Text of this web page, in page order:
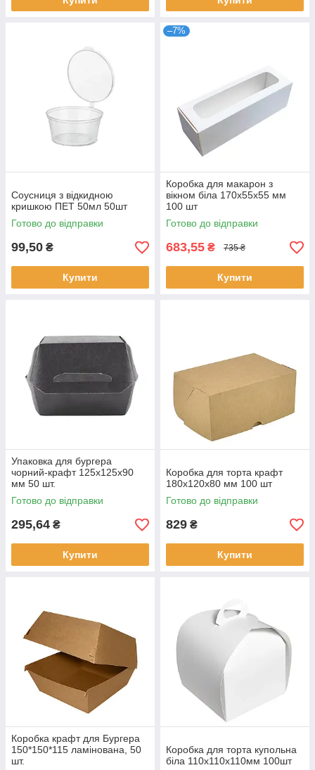
Соусниця з відкидною
кришкою ПЕТ 50мл 50шт
Готово до відправки
99,50 ₴
Купити
–7%
Коробка для макарон з
вікном біла 170х55х55 мм
100 шт
Готово до відправки
683,55 ₴ 735 ₴
Купити
Упаковка для бургера
чорний-крафт 125х125х90
мм 50 шт.
Готово до відправки
295,64 ₴
Купити
Коробка для торта крафт
180х120х80 мм 100 шт
Готово до відправки
829 ₴
Купити
Коробка крафт для Бургера
150*150*115 ламінована, 50
шт.
Коробка для торта купольна
біла 110х110х110мм 100шт